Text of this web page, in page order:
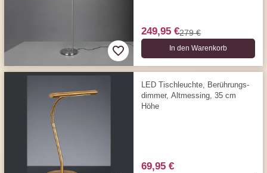
249,95 €279 €
In den Warenkorb
LED Tischleuchte, Berührungs­­
dimmer, Altmessing, 35 cm
Höhe
69,95 €